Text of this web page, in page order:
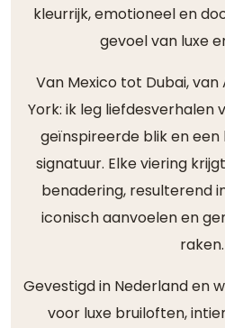
kleurrijk, emotioneel en
gevoel van luxe
Van Mexico tot Dubai,
York: ik leg liefdesverhalen
geïnspireerde blik en
signatuur. Elke viering
benadering, resulterend
iconisch aanvoelen en
raken.
Gevestigd in Nederland en
voor luxe bruiloften,